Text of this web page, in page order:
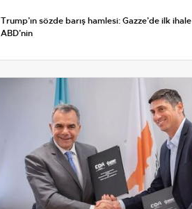
Trump’ın sözde barış hamlesi: Gazze’de ilk ihale
ABD’nin